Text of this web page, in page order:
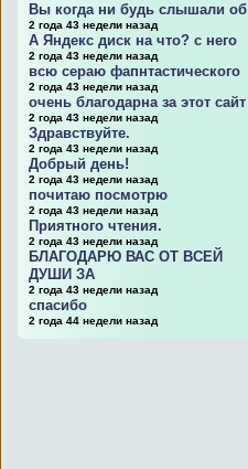
Вы когда ни будь слышали об
2 года 43 недели назад
А Яндекс диск на что? с него
2 года 43 недели назад
всю сераю фапнтастического
2 года 43 недели назад
очень благодарна за этот сайт
2 года 43 недели назад
Здравствуйте.
2 года 43 недели назад
Добрый день!
2 года 43 недели назад
почитаю посмотрю
2 года 43 недели назад
Приятного чтения.
2 года 43 недели назад
БЛАГОДАРЮ ВАС ОТ ВСЕЙ
ДУШИ ЗА
2 года 43 недели назад
спасибо
2 года 44 недели назад